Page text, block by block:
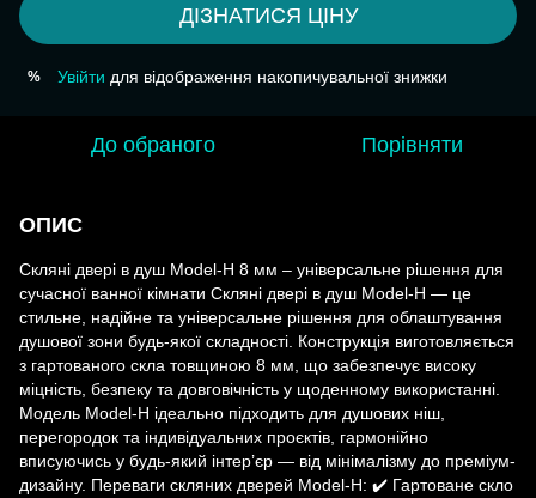
ДІЗНАТИСЯ ЦІНУ
% Увійти для відображення накопичувальної знижки
До обраного Порівняти
ОПИС
Скляні двері в душ Model-H 8 мм – універсальне рішення для
сучасної ванної кімнати Скляні двері в душ Model-H — це
стильне, надійне та універсальне рішення для облаштування
душової зони будь-якої складності. Конструкція виготовляється
з гартованого скла товщиною 8 мм, що забезпечує високу
міцність, безпеку та довговічність у щоденному використанні.
Модель Model-H ідеально підходить для душових ніш,
перегородок та індивідуальних проєктів, гармонійно
вписуючись у будь-який інтер’єр — від мінімалізму до преміум-
дизайну. Переваги скляних дверей Model-H: ✔️ Гартоване скло